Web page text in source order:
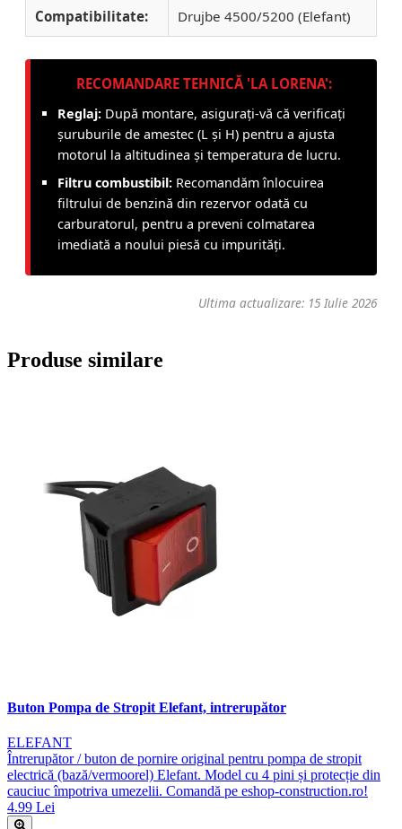
Compatibilitate: Drujbe 4500/5200 (Elefant)
RECOMANDARE TEHNICĂ 'LA LORENA':
Reglaj: După montare, asigurați-vă că verificați
șuruburile de amestec (L și H) pentru a ajusta
motorul la altitudinea și temperatura de lucru.
Filtru combustibil: Recomandăm înlocuirea
filtrului de benzină din rezervor odată cu
carburatorul, pentru a preveni colmatarea
imediată a noului piesă cu impurități.
Ultima actualizare: 15 Iulie 2026
Produse similare
Buton Pompa de Stropit Elefant, intrerupător
ELEFANT
Întrerupător / buton de pornire original pentru pompa de stropit
electrică (bază/vermoorel) Elefant. Model cu 4 pini și protecție din
cauciuc împotriva umezelii. Comandă pe eshop-construction.ro!
4.99 Lei